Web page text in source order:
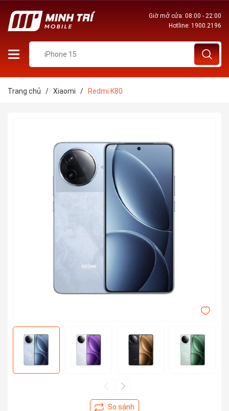
Giờ mở cửa: 08:00 - 22:00
Hotline: 1900.2196
Trang chủ / Xiaomi / Redmi K80